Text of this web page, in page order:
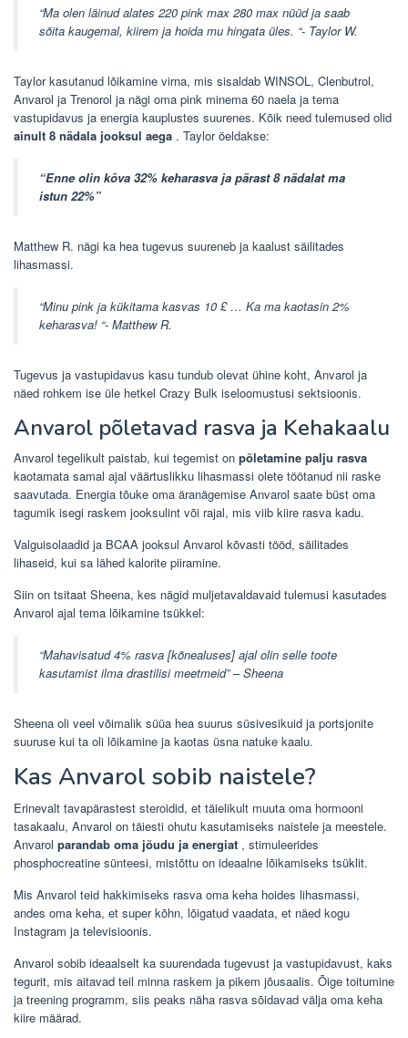
“Ma olen läinud alates 220 pink max 280 max nüüd ja saab
sõita kaugemal, kiirem ja hoida mu hingata üles. “- Taylor W.
Taylor kasutanud lõikamine virna, mis sisaldab WINSOL, Clenbutrol,
Anvarol ja Trenorol ja nägi oma pink minema 60 naela ja tema
vastupidavus ja energia kauplustes suurenes. Kõik need tulemused olid
ainult 8 nädala jooksul aega . Taylor öeldakse:
“Enne olin kõva 32% keharasva ja pärast 8 nädalat ma
istun 22%”
Matthew R. nägi ka hea tugevus suureneb ja kaalust säilitades
lihasmassi.
“Minu pink ja kükitama kasvas 10 £ … Ka ma kaotasin 2%
keharasva! “- Matthew R.
Tugevus ja vastupidavus kasu tundub olevat ühine koht, Anvarol ja
näed rohkem ise üle hetkel Crazy Bulk iseloomustusi sektsioonis.
Anvarol põletavad rasva ja Kehakaalu
Anvarol tegelikult paistab, kui tegemist on põletamine palju rasva
kaotamata samal ajal väärtuslikku lihasmassi olete töötanud nii raske
saavutada. Energia tõuke oma äranägemise Anvarol saate büst oma
tagumik isegi raskem jooksulint või rajal, mis viib kiire rasva kadu.
Valguisolaadid ja BCAA jooksul Anvarol kõvasti tööd, säilitades
lihaseid, kui sa lähed kalorite piiramine.
Siin on tsitaat Sheena, kes nägid muljetavaldavaid tulemusi kasutades
Anvarol ajal tema lõikamine tsükkel:
“Mahavisatud 4% rasva [kõnealuses] ajal olin selle toote
kasutamist ilma drastilisi meetmeid” – Sheena
Sheena oli veel võimalik süüa hea suurus süsivesikuid ja portsjonite
suuruse kui ta oli lõikamine ja kaotas üsna natuke kaalu.
Kas Anvarol sobib naistele?
Erinevalt tavapärastest steroidid, et täielikult muuta oma hormooni
tasakaalu, Anvarol on täiesti ohutu kasutamiseks naistele ja meestele.
Anvarol parandab oma jõudu ja energiat , stimuleerides
phosphocreatine sünteesi, mistõttu on ideaalne lõikamiseks tsüklit.
Mis Anvarol teid hakkimiseks rasva oma keha hoides lihasmassi,
andes oma keha, et super kõhn, lõigatud vaadata, et näed kogu
Instagram ja televisioonis.
Anvarol sobib ideaalselt ka suurendada tugevust ja vastupidavust, kaks
tegurit, mis aitavad teil minna raskem ja pikem jõusaalis. Õige toitumine
ja treening programm, siis peaks näha rasva sõidavad välja oma keha
kiire määrad.